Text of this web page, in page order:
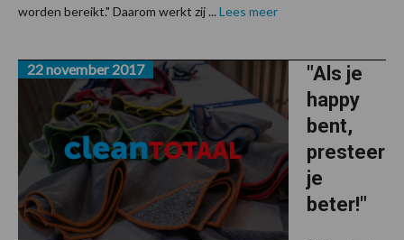
worden bereikt." Daarom werkt zij ...Lees meer
"Als je
happy
bent,
presteer
je
beter!"
22 november 2017